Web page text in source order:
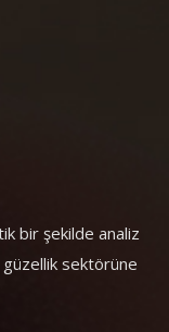
bir şekilde analiz
sektörüne